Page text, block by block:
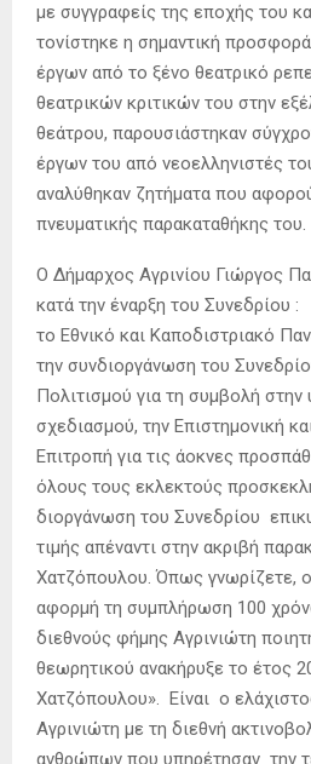
με συγγραφείς της εποχής του
τονίστηκε η σημαντική
έργων από το ξένο θεατρικό
θεατρικών κριτικών του στην
θεάτρου, παρουσιάστηκαν
έργων του από νεοελληνιστές
αναλύθηκαν ζητήματα που
πνευματικής παρακαταθήκης του.
Ο Δήμαρχος Αγρινίου Γιώργος
κατά την έναρξη του Συνεδρίου
το Εθνικό και Καποδιστριακό
την συνδιοργάνωση του
Πολιτισμού για τη συμβολή στην
σχεδιασμού, την Επιστημονική
Επιτροπή για τις άοκνες
όλους τους εκλεκτούς
διοργάνωση του Συνεδρίου
τιμής απέναντι στην ακριβή
Χατζόπουλου. Όπως γνωρίζετε,
αφορμή τη συμπλήρωση 100
διεθνούς φήμης Αγρινιώτη
θεωρητικού ανακήρυξε το έτος
Χατζόπουλου». Είναι ο
Αγρινιώτη με τη διεθνή
ανθρώπων που υπηρέτησαν την